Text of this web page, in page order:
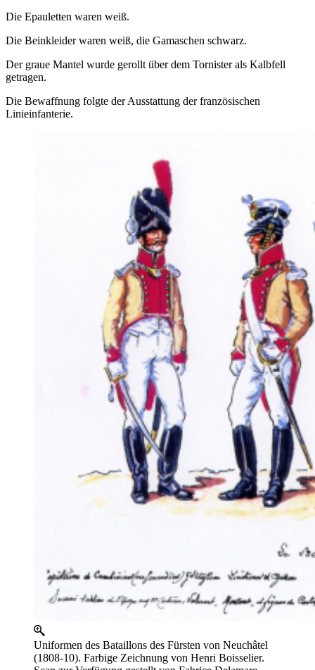
Die Epauletten waren weiß.
Die Beinkleider waren weiß, die Gamaschen schwarz.
Der graue Mantel wurde gerollt über dem Tornister als Kalbfell
getragen.
Die Bewaffnung folgte der Ausstattung der französischen
Linieinfanterie.
Uniformen des Bataillons des Fürsten von Neuchâtel
(1808-10). Farbige Zeichnung von Henri Boisselier.